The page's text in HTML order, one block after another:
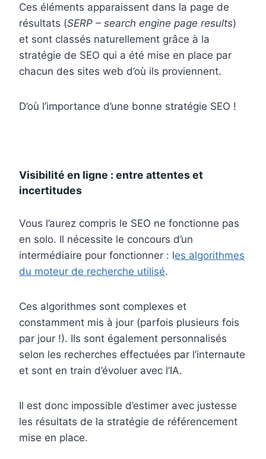
Ces éléments apparaissent dans la page de
résultats (SERP – search engine page results)
et sont classés naturellement grâce à la
stratégie de SEO qui a été mise en place par
chacun des sites web d’où ils proviennent.
D’où l’importance d’une bonne stratégie SEO !
Visibilité en ligne : entre attentes et
incertitudes
Vous l’aurez compris le SEO ne fonctionne pas
en solo. Il nécessite le concours d’un
intermédiaire pour fonctionner : les algorithmes
du moteur de recherche utilisé.
Ces algorithmes sont complexes et
constamment mis à jour (parfois plusieurs fois
par jour !). Ils sont également personnalisés
selon les recherches effectuées par l’internaute
et sont en train d’évoluer avec l’IA.
Il est donc impossible d’estimer avec justesse
les résultats de la stratégie de référencement
mise en place.